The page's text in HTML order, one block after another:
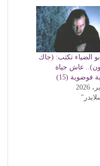
الضياء تكتب: (جاك
عاش حياة
(15)